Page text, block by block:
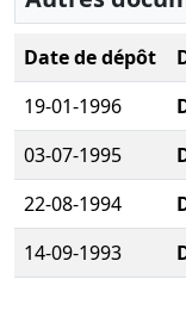
Date de dépôt
19-01-1996
03-07-1995
22-08-1994
14-09-1993